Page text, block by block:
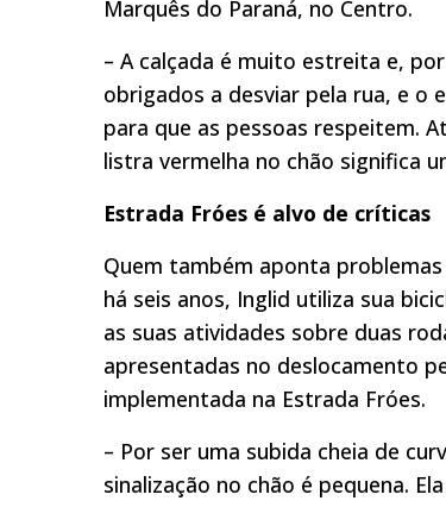
Marquês do Paraná, no Centro.
– A calçada é muito estreita e,
obrigados a desviar pela rua, e o
para que as pessoas respeitem.
listra vermelha no chão significa
Estrada Fróes é alvo de críticas
Quem também aponta
há seis anos, Inglid utiliza sua
as suas atividades sobre duas
apresentadas no deslocamento
implementada na Estrada Fróes.
– Por ser uma subida cheia de
sinalização no chão é pequena.